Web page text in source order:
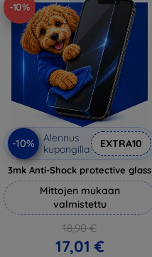
-10%
-10%
Alennus
kupongilla
EXTRA10
3mk Anti-Shock protective glass
Mittojen mukaan
valmistettu
18,90 €
17,01 €